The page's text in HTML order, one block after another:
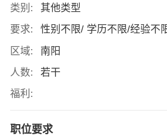
类别:
其他类型
要求:
性别不限/ 学历不限/经验不
区域:
南阳
人数:
若干
福利:
职位要求